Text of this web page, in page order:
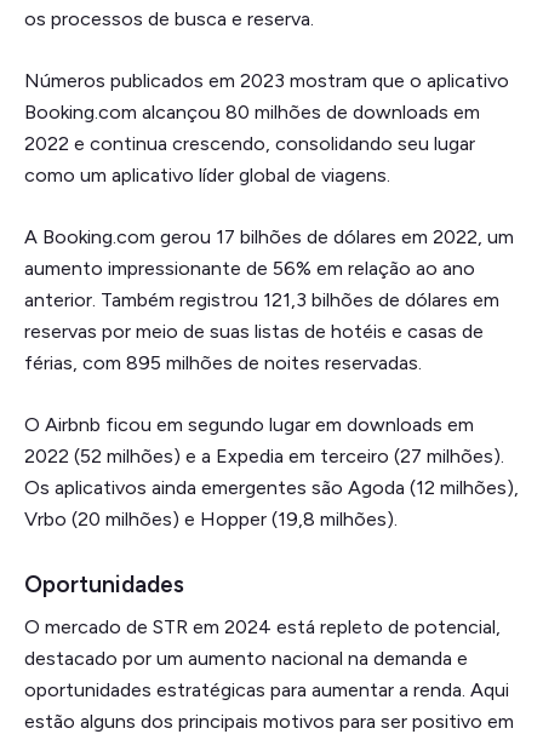
os processos de busca e reserva.
Números publicados em 2023 mostram que o aplicativo
Booking.com alcançou 80 milhões de downloads em
2022 e continua crescendo, consolidando seu lugar
como um aplicativo líder global de viagens.
A Booking.com gerou 17 bilhões de dólares em 2022, um
aumento impressionante de 56% em relação ao ano
anterior. Também registrou 121,3 bilhões de dólares em
reservas por meio de suas listas de hotéis e casas de
férias, com 895 milhões de noites reservadas.
O Airbnb ficou em segundo lugar em downloads em
2022 (52 milhões) e a Expedia em terceiro (27 milhões).
Os aplicativos ainda emergentes são Agoda (12 milhões),
Vrbo (20 milhões) e Hopper (19,8 milhões).
Oportunidades
O mercado de STR em 2024 está repleto de potencial,
destacado por um aumento nacional na demanda e
oportunidades estratégicas para aumentar a renda. Aqui
estão alguns dos principais motivos para ser positivo em